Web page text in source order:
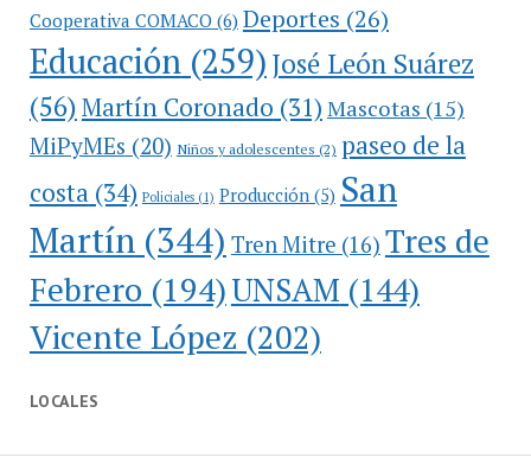
Cooperativa COMACO(6) Deportes (26)
Educación(259)José León Suárez
(56)Martín Coronado (31) Mascotas (15)
MiPyMEs (20) Niños y adolescentes (2) paseo de la
costa(34) Policiales(1) Producción(5) San
Martín(344) Tren Mitre (16) Tres de
Febrero (194)UNSAM (144)
Vicente López (202)
LOCALES